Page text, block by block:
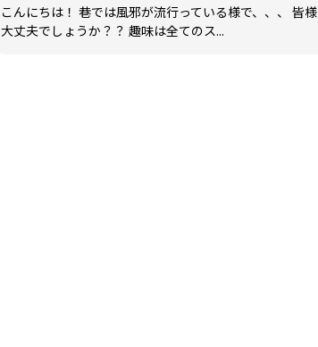
こんにちは！ 巷では風邪が流行っている様で、、、 皆様
大丈夫でしょうか？？ 趣味は全てのス...